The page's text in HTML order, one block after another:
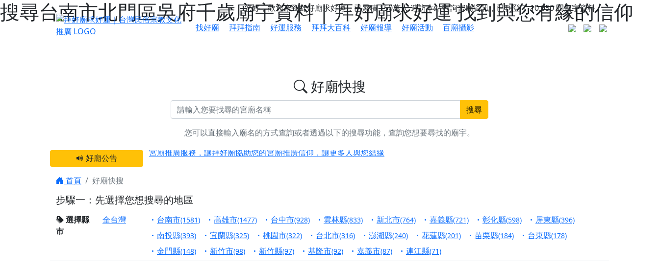
搜尋台南市北門區吳府千歲廟宇資料 | 拜好廟求好運 找到與您有緣的信仰
您好，歡迎來到拜好廟求好運，已累積150萬人造訪本站查詢宮廟資訊，已刊登了10,050間廟宇資料。
找好廟
拜拜指南 好運服務 拜拜大百科 好廟報導 好廟活動 百廟攝影
好廟快搜
搜尋
您可以直接輸入廟名的方式查詢或者透過以下的搜尋功能，查詢您想要尋找的廟宇。
好廟公告
感謝 【新竹縣新豐鄉 池和宮】 贊助支持我們推廣台灣民俗宗教文化
宮廟推廣服務，讓拜好廟協助您的宮廟推廣信仰，讓更多人與您結緣
【屏東縣獅子鄉 楓港清華山聖天宮】驪山母娘聖誕暨中元普渡大法會，誠邀十方善信大德，一同回到母娘慈悲座前，祈福納祥、慎
終追遠、廣植福田
【桃園市 桃園蓮華寺】盂蘭盆中元報恩法會，這場法會不只是超薦與普渡，更是一份對祖先的感恩、對親人的思念，也是為家人祈
願平安順遂的慈悲心意。
【桃園龜山 慈恩宮】丙午年梁皇寶懺法會，一念虔誠禮寶懺，一分懺悔植福田，誠邀十方善信大德共同參與。
首頁 好廟快搜
步驟一：先選擇您想搜尋的地區
選擇縣
市
全台灣 台南市(1581) 高雄市(1477) 台中市(928) 雲林縣(833) 新北市(764) 嘉義縣(721) 彰化縣(598) 屏東縣(396)
南投縣(393) 宜蘭縣(325) 桃園市(322) 台北市(316) 澎湖縣(240) 花蓮縣(201) 苗栗縣(184) 台東縣(178)
金門縣(148) 新竹市(98) 新竹縣(97) 基隆市(92) 嘉義市(87) 連江縣(71)